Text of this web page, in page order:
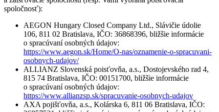
spoločnosť):
AEGON Hungary Closed Company Ltd., Slávičie údolie
106, 811 02 Bratislava, IČO: 36868396, bližšie informácie
o spracúvaní osobných údajov:
https://www.aegon.sk/Home/O-nas/oznamenie-o-spracuvani-
osobnych-udajov/
ALLIANZ Slovenská poisťovňa, a.s., Dostojevského rad 4,
815 74 Bratislava, IČO: 00151700, bližšie informácie
o spracúvaní osobných údajov:
https://www.allianzsp.sk/spracuvanie-osobnych-udajov
AXA pojišťovňa, a.s., Kolárska 6, 811 06 Bratislava, IČO: